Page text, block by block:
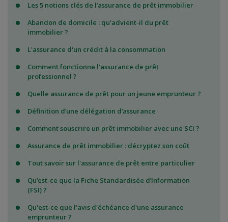
Les 5 notions clés de l’assurance de prêt immobilier
Abandon de domicile : qu'advient-il du prêt
immobilier ?
L'assurance d'un crédit à la consommation
Comment fonctionne l'assurance de prêt
professionnel ?
Quelle assurance de prêt pour un jeune emprunteur ?
Définition d’une délégation d’assurance
Comment souscrire un prêt immobilier avec une SCI ?
Assurance de prêt immobilier : décryptez son coût
Tout savoir sur l'assurance de prêt entre particulier
Qu’est-ce que la Fiche Standardisée d’Information
(FSI) ?
Qu'est-ce que l'avis d'échéance d'une assurance
emprunteur ?